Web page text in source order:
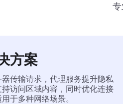
方案
传输请求，代理服务提升隐私
访问区域内容，同时优化连接
于多种网络场景。